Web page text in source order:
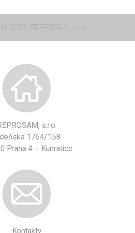
2026, REPROSAM, s.r.o.
s.r.o.
1764/158
Praha 4 – Kunratice
Kontakty